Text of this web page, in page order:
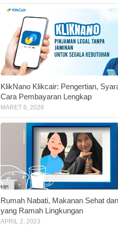
KlikNano Klikcair: Pengertian,
Cara Pembayaran Lengkap
MARET 6, 2026
Rumah Nabati, Makanan Sehat
yang Ramah Lingkungan
APRIL 2, 2023